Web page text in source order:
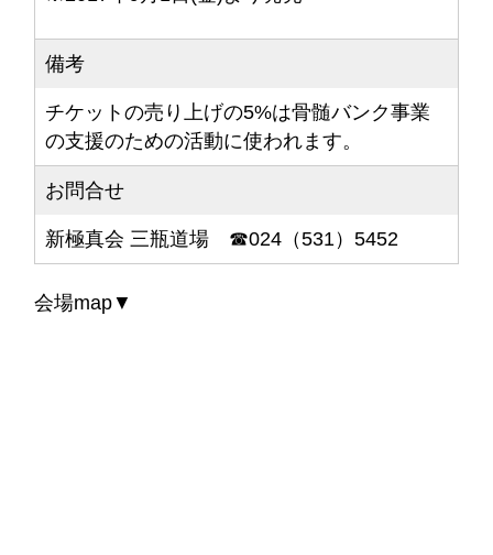
備考
チケットの売り上げの5%は骨髄バンク事業
の支援のための活動に使われます。
お問合せ
新極真会 三瓶道場 ☎024（531）5452
会場map▼